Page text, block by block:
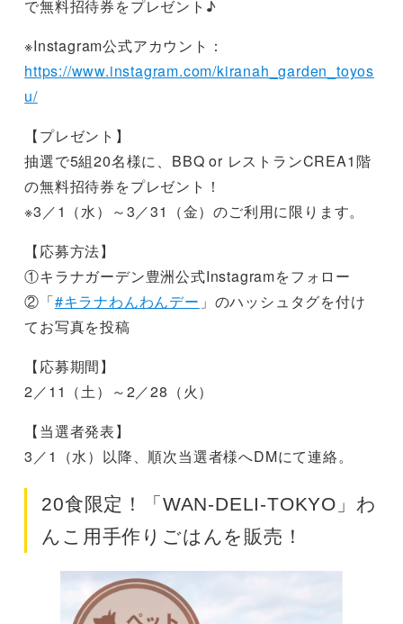
で無料招待券をプレゼント♪
※Instagram公式アカウント：
https://www.instagram.com/kiranah_garden_toyos
u/
【プレゼント】
抽選で5組20名様に、BBQ or レストランCREA1階
の無料招待券をプレゼント！
※3／1（水）～3／31（金）のご利用に限ります。
【応募方法】
①キラナガーデン豊洲公式Instagramをフォロー
②「#キラナわんわんデー 」のハッシュタグを付け
てお写真を投稿
【応募期間】
2／11（土）～2／28（火）
【当選者発表】
3／1（水）以降、順次当選者様へDMにて連絡。
20食限定！「WAN-DELI-TOKYO」わ
んこ用手作りごはんを販売！